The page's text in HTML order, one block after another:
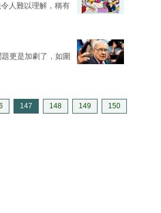
人難以理解，稱有
更是加劇了，如圍
147 148 149 150